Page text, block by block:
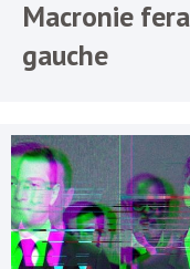
Macronie
gauche